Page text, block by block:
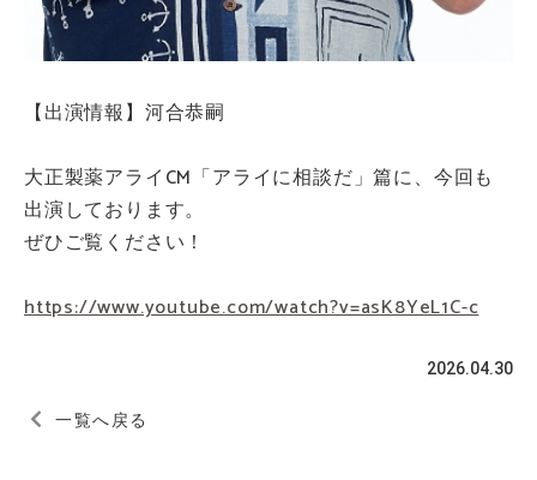
【出演情報】河合恭嗣
大正製薬アライCM「アライに相談だ」篇に、今回も
出演しております。
ぜひご覧ください！
https://www.youtube.com/watch?v=asK8YeL1C-c
2026.04.30
一覧へ戻る